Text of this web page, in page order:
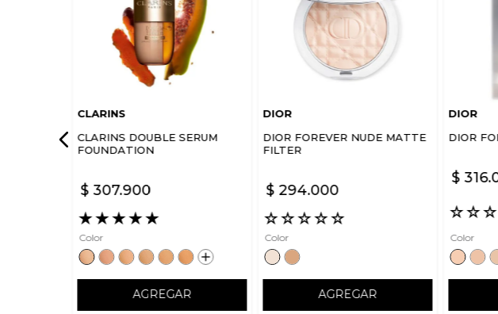
CLARINS
CLARINS DOUBLE SERUM
FOUNDATION
$ 307.900
★★★★★
Color
AGREGAR
DIOR
DIOR FOREVER NUDE MATTE
FILTER
$ 294.000
☆☆☆☆☆
Color
AGREGAR
DIOR
DIOR
$ 316.
☆☆☆
Color